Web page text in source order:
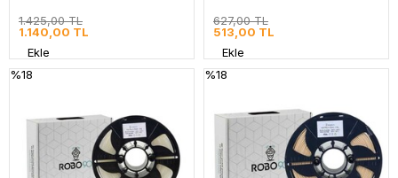
1.425,00 TL
1.140,00 TL
Ekle
627,00 TL
513,00 TL
Ekle
%18
%18